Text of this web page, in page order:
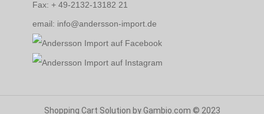
Fax: + 49-2132-13182 21
email: info@andersson-import.de
Shopping Cart Solution by Gambio.com © 2023